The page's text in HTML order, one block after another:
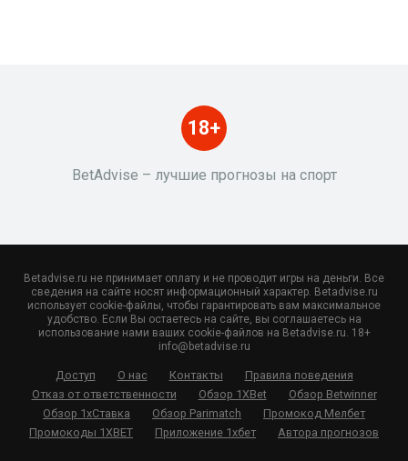
BetAdvise – лучшие прогнозы на спорт
18+
Betadvise.ru не принимает оплату и не проводит игры на деньги. Все
сведения на сайте носят информационный характер. Betadvise.ru
использует cookie-файлы, чтобы гарантировать вам максимальное
удобство. Если Вы остаетесь на сайте, вы соглашаетесь на
использование нами ваших cookie-файлов на Betadvise.ru. 18+
info@betadvise.ru
Доступ О нас Контакты
Правила поведения
Отказ от ответственности
Обзор 1XBet
Обзор Betwinner
Обзор 1хСтавка
Обзор Parimatch
Промокод Мелбет
Промокоды 1XBET
Приложение 1хбет Автора прогнозов